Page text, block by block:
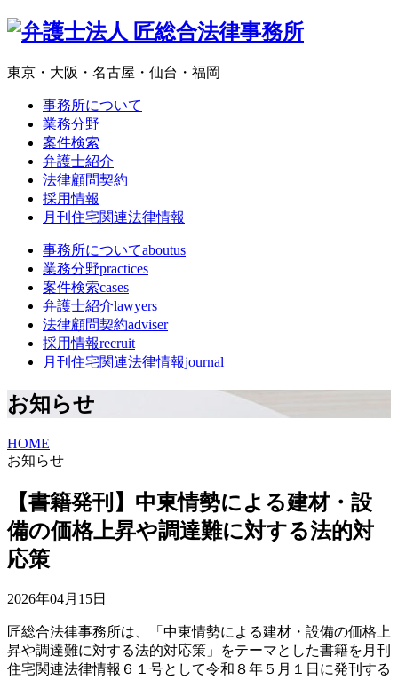
東京・大阪・名古屋・仙台・福岡
事務所について
業務分野
案件検索
弁護士紹介
法律顧問契約
採用情報
月刊住宅関連法律情報
事務所についてaboutus
業務分野practices
案件検索cases
弁護士紹介lawyers
法律顧問契約adviser
採用情報recruit
月刊住宅関連法律情報journal
お知らせ
HOME
お知らせ
【書籍発刊】中東情勢による建材・設
備の価格上昇や調達難に対する法的対
応策
2026年04月15日
匠総合法律事務所は、「中東情勢による建材・設備の価格上
昇や調達難に対する法的対応策」をテーマとした書籍を月刊
住宅関連法律情報６１号として令和８年５月１日に発刊する